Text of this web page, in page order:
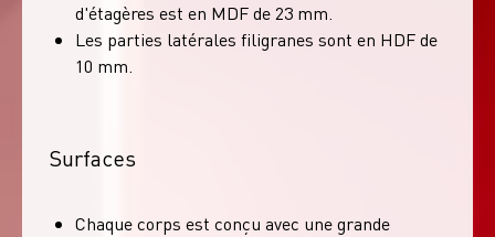
d'étagères est en MDF de 23 mm.
Les parties latérales filigranes sont en HDF de
10 mm.
Surfaces
Chaque corps est conçu avec une grande